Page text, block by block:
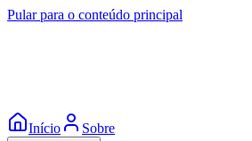
Pular para o conteúdo principal
Início Sobre